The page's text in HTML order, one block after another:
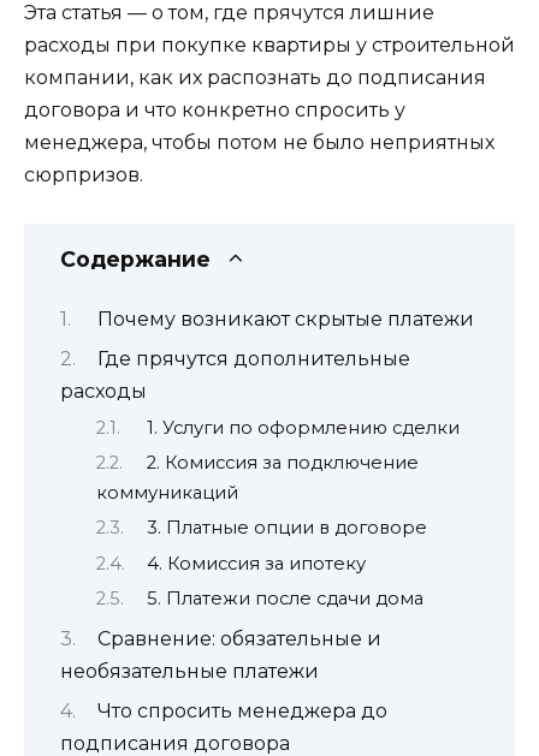
Эта статья — о том, где прячутся лишние
расходы при покупке квартиры у строительной
компании, как их распознать до подписания
договора и что конкретно спросить у
менеджера, чтобы потом не было неприятных
сюрпризов.
Содержание
Почему возникают скрытые платежи
Где прячутся дополнительные
расходы
1. Услуги по оформлению сделки
2. Комиссия за подключение
коммуникаций
3. Платные опции в договоре
4. Комиссия за ипотеку
5. Платежи после сдачи дома
Сравнение: обязательные и
необязательные платежи
Что спросить менеджера до
подписания договора